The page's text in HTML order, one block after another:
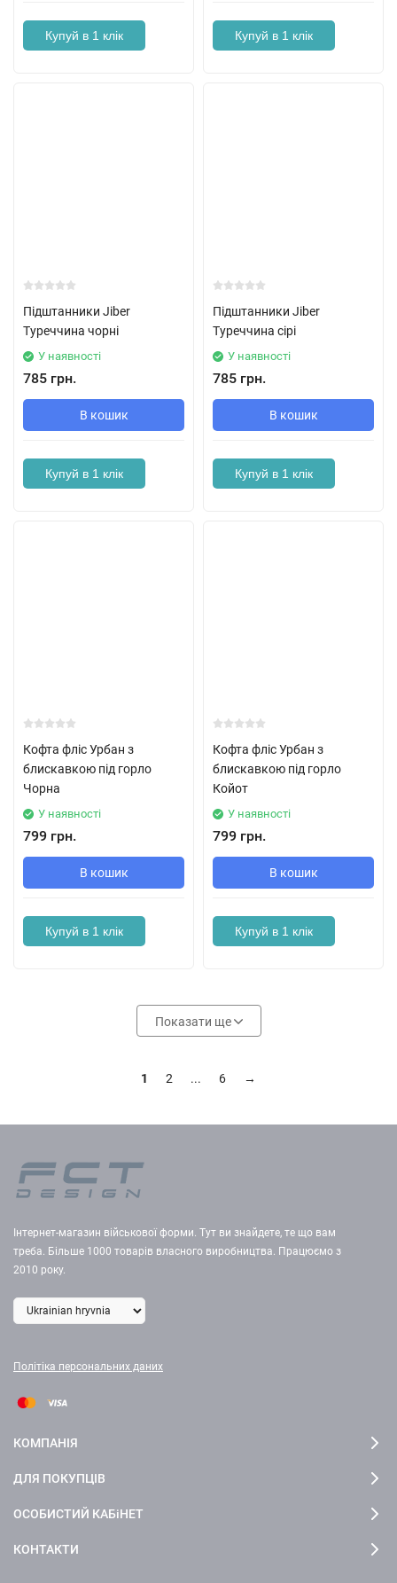
Купуй в 1 клік Купуй в 1 клік
Підштанники Jiber
Туреччина чорні
У наявності
785 грн.
В кошик
Купуй в 1 клік
Підштанники Jiber
Туреччина сірі
У наявності
785 грн.
В кошик
Купуй в 1 клік
Кофта фліс Урбан з
блискавкою під горло
Чорна
У наявності
799 грн.
В кошик
Купуй в 1 клік
Кофта фліс Урбан з
блискавкою під горло
Койот
У наявності
799 грн.
В кошик
Купуй в 1 клік
Показати ще
1 2 ... 6 →
Інтернет-магазин військової форми. Тут ви знайдете, те що вам
треба. Більше 1000 товарів власного виробництва. Працюємо з
2010 року.
Політіка персональних даних
КОМПАНІЯ
ДЛЯ ПОКУПЦІВ
ОСОБИСТИЙ КАБіНЕТ
КОНТАКТИ